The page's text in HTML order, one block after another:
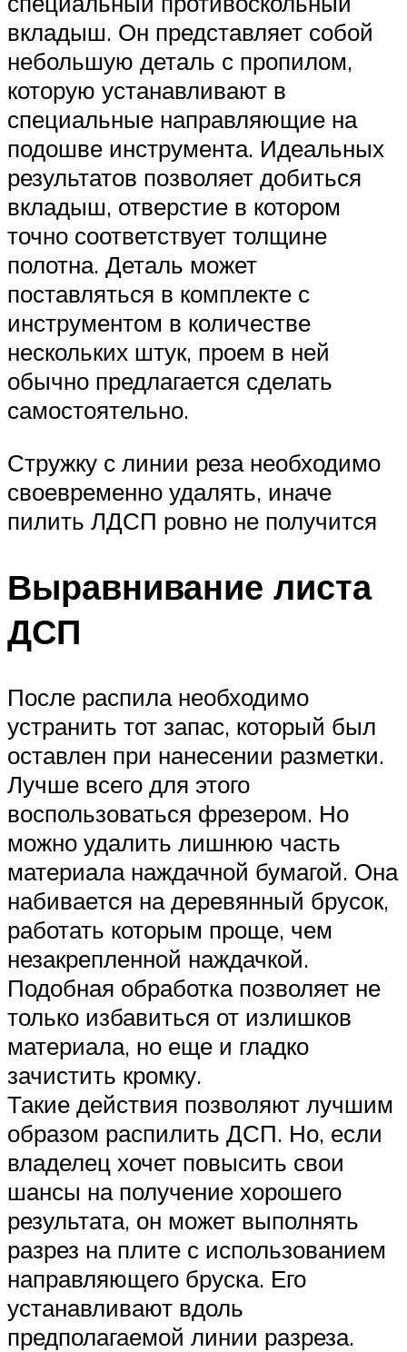
вкладыш. Он представляет собой
небольшую деталь с пропилом,
которую устанавливают в
специальные направляющие на
подошве инструмента. Идеальных
результатов позволяет добиться
вкладыш, отверстие в котором
точно соответствует толщине
полотна. Деталь может
поставляться в комплекте с
инструментом в количестве
нескольких штук, проем в ней
обычно предлагается сделать
самостоятельно.
Стружку с линии реза необходимо
своевременно удалять, иначе
пилить ЛДСП ровно не получится
Выравнивание листа
ДСП
После распила необходимо
устранить тот запас, который был
оставлен при нанесении разметки.
Лучше всего для этого
воспользоваться фрезером. Но
можно удалить лишнюю часть
материала наждачной бумагой. Она
набивается на деревянный брусок,
работать которым проще, чем
незакрепленной наждачкой.
Подобная обработка позволяет не
только избавиться от излишков
материала, но еще и гладко
зачистить кромку.
Такие действия позволяют лучшим
образом распилить ДСП. Но, если
владелец хочет повысить свои
шансы на получение хорошего
результата, он может выполнять
разрез на плите с использованием
направляющего бруска. Его
устанавливают вдоль
предполагаемой линии разреза.